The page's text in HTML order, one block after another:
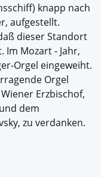
knapp nach
aufgestellt.
dieser Standort
Im Mozart - Jahr,
Orgel eingeweiht.
Orgel
Erzbischof,
dem
zu verdanken.